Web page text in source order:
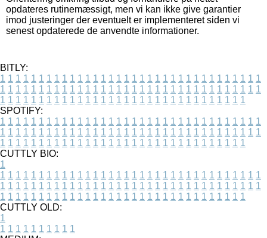
opdateres rutinemæssigt, men vi kan ikke give garantier
imod justeringer der eventuelt er implementeret siden vi
senest opdaterede de anvendte informationer.
BITLY:
1 1 1 1 1 1 1 1 1 1 1 1 1 1 1 1 1 1 1 1 1 1 1 1 1 1 1 1 1 1 1 1 1 1
1 1 1 1 1 1 1 1 1 1 1 1 1 1 1 1 1 1 1 1 1 1 1 1 1 1 1 1 1 1 1 1 1 1
1 1 1 1 1 1 1 1 1 1 1 1 1 1 1 1 1 1 1 1 1 1 1 1 1 1 1 1 1 1 1 1
SPOTIFY:
1 1 1 1 1 1 1 1 1 1 1 1 1 1 1 1 1 1 1 1 1 1 1 1 1 1 1 1 1 1 1 1 1 1
1 1 1 1 1 1 1 1 1 1 1 1 1 1 1 1 1 1 1 1 1 1 1 1 1 1 1 1 1 1 1 1 1 1
1 1 1 1 1 1 1 1 1 1 1 1 1 1 1 1 1 1 1 1 1 1 1 1 1 1 1 1 1 1 1 1
CUTTLY BIO:
1
1 1 1 1 1 1 1 1 1 1 1 1 1 1 1 1 1 1 1 1 1 1 1 1 1 1 1 1 1 1 1 1 1 1
1 1 1 1 1 1 1 1 1 1 1 1 1 1 1 1 1 1 1 1 1 1 1 1 1 1 1 1 1 1 1 1 1 1
1 1 1 1 1 1 1 1 1 1 1 1 1 1 1 1 1 1 1 1 1 1 1 1 1 1 1 1 1 1 1 1
CUTTLY OLD:
1
1 1 1 1 1 1 1 1 1 1